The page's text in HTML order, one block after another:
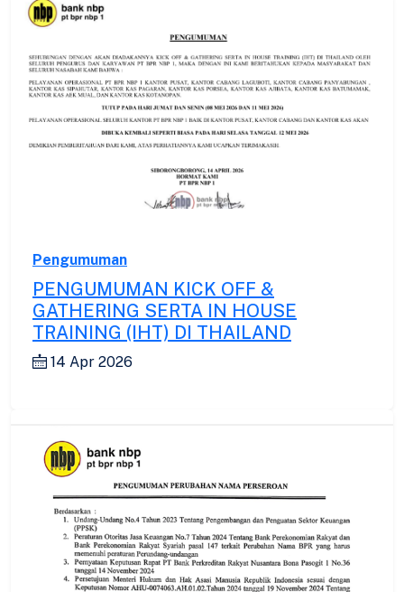
Pengumuman
PENGUMUMAN KICK OFF &
GATHERING SERTA IN HOUSE
TRAINING (IHT) DI THAILAND
14 Apr 2026